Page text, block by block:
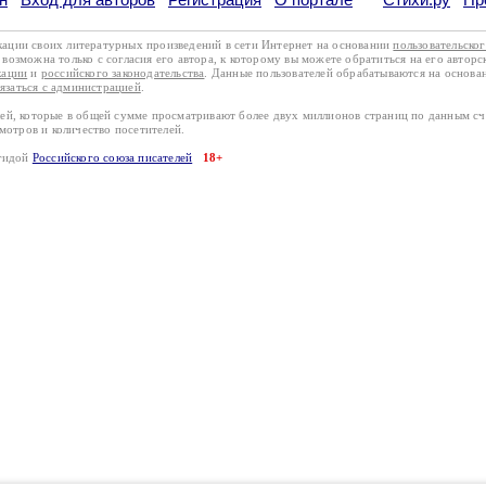
своих литературных произведений в сети Интернет на основании
только с согласия его автора, к которому вы можете обратиться на его
и российского законодательства
. Данные пользователей обрабатываются на
с администрацией.
которые в общей сумме просматривают более двух миллионов страниц по данным
и количество посетителей.
Российского союза писателей 18+